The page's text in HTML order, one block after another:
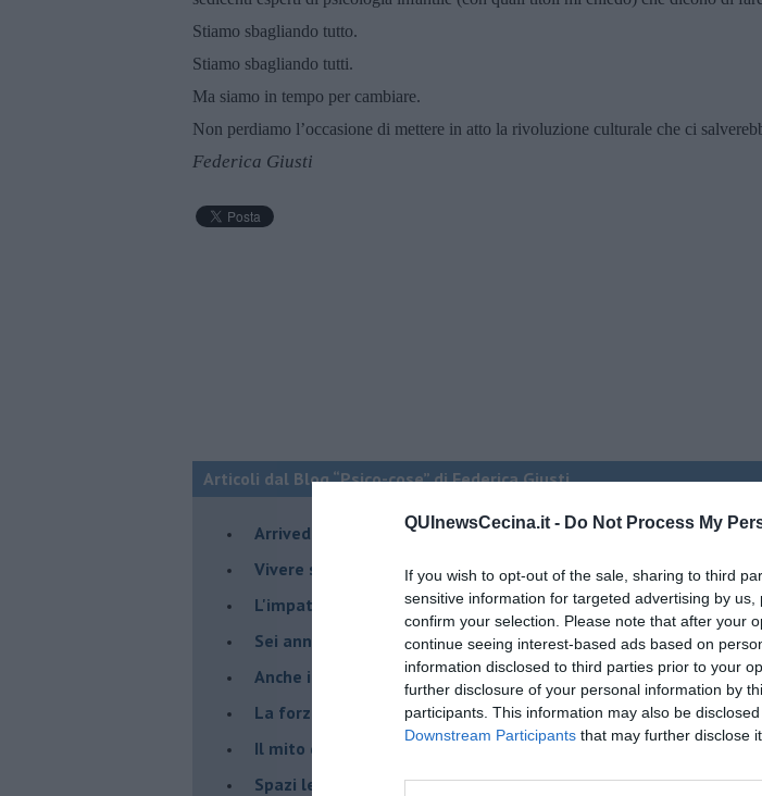
QUInewsCecina.it - Do Not Process My
If you wish to opt-out of the sale, sharing to third
sensitive information for targeted advertising by
confirm your selection. Please note that after your
continue seeing interest-based ads based on
information disclosed to third parties prior to your
further disclosure of your personal information by
participants. This information may also be
Downstream Participants that may further disclose
Stiamo sbagliando tutto.
Stiamo sbagliando tutti.
Ma siamo in tempo per cambiare.
Non perdiamo l’occasione di mettere in atto la rivoluzione culturale che ci
Federica Giusti
Articoli dal Blog “Psico-cose” di Federica Giusti
​Arrivederci a settembre
​Vivere secondo la regola del QB (quanto basta)
​L'impatto delle alte temperature sull’umore
Sei anni di Psico-Cose
​Anche il terapeuta “sente”
​La forza silenziosa dell'impegno
​Il mito della madre leonessa
Spazi leggeri per tempi complessi